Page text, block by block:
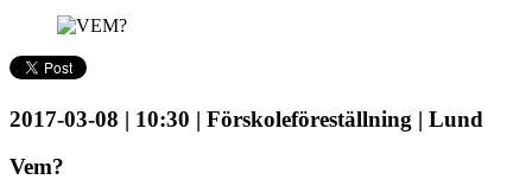
2017-03-08 | 10:30 | Förskoleföreställning | Lund
Vem?